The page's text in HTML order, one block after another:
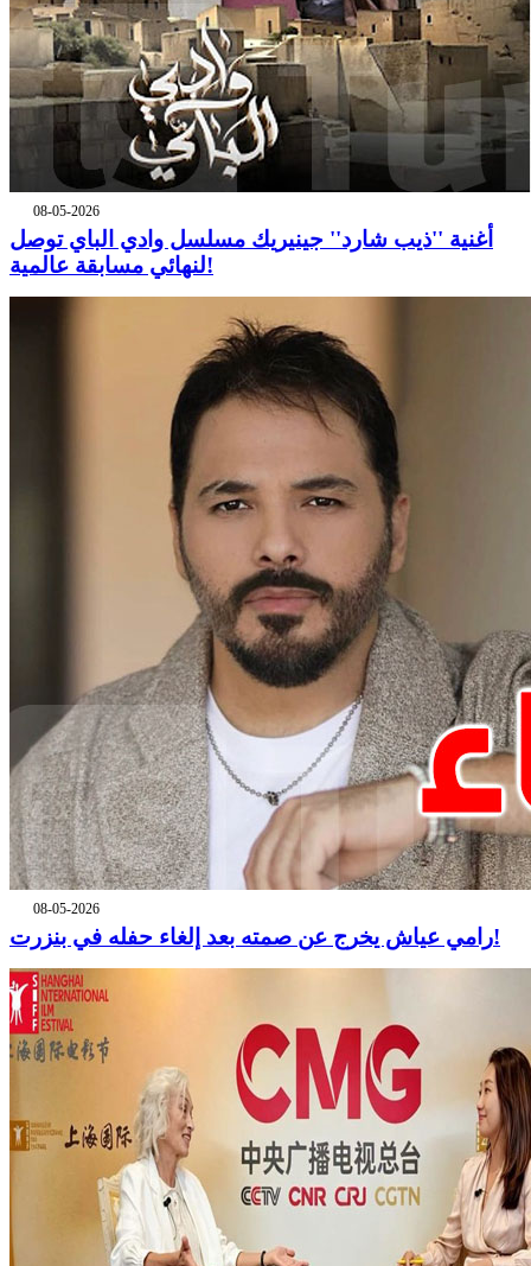
08-05-2026
أغنية ''ذيب شارد'' جينيريك مسلسل وادي الباي توصل
لنهائي مسابقة عالمية!
08-05-2026
رامي عياش يخرج عن صمته بعد إلغاء حفله في بنزرت!